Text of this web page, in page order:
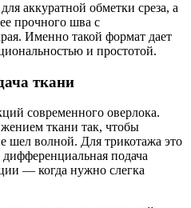
аккуратной обметки среза, а
прочного шва с
Именно такой формат дает
и простотой.
ткани
современного оверлока.
ткани так, чтобы
шел волной. Для трикотажа это
подача
— когда нужно слегка